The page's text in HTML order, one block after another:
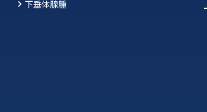
下垂体腺腫